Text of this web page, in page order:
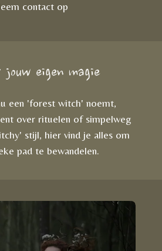
contact op
eigen magie
een 'forest witch' noemt,
over rituelen of simpelweg
stijl, hier vind je alles om
pad te bewandelen.